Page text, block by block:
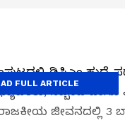
ಡಿಸಿಎಂ
ಸಿಬ್ಬಂದಿ ಹಾಗೂ
ಜೀವನದಲ್ಲಿ 3
FULL ARTICLE